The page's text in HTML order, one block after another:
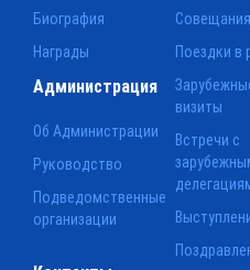
Биография
Награды
Совещания
Поездки в
визиты
Встречи с
Администрация
Об Администрации
Руководство
Подведомственные
организации